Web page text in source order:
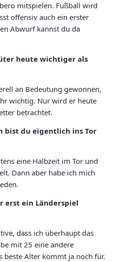
mitspielen. Fußball wird
offensiv auch ein erster
Abwurf kannst du da
heute wichtiger als
an Bedeutung gewonnen,
wichtig. Nur wird er heute
betrachtet.
bist du eigentlich ins Tor
eine Halbzeit im Tor und
Dann aber habe ich mich
erst ein Länderspiel
dass ich überhaupt das
mit 25 eine andere
beste Alter kommt ja noch für.